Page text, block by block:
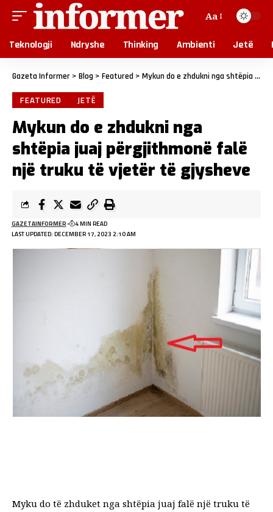
Aa
Teknologji Ndryshe Thinking Ambienti Jetë
Gazeta Informer > Blog > Featured > Mykun do e zhdukni nga shtëpia juaj përgjithmonë falë një truku të vjetër të gjysheve
FEATURED JETË
Mykun do e zhdukni nga
shtëpia juaj përgjithmonë falë
një truku të vjetër të gjysheve
LAST UPDATED: DECEMBER 17, 2023 2:10 AM
GAZETAINFORMER 4 MIN READ
Myku do të zhduket nga shtëpia juaj falë një truku të